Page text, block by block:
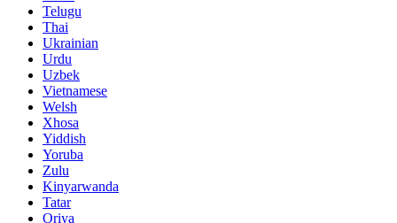
Telugu
Thai
Ukrainian
Urdu
Uzbek
Vietnamese
Welsh
Xhosa
Yiddish
Yoruba
Zulu
Kinyarwanda
Tatar
Oriya